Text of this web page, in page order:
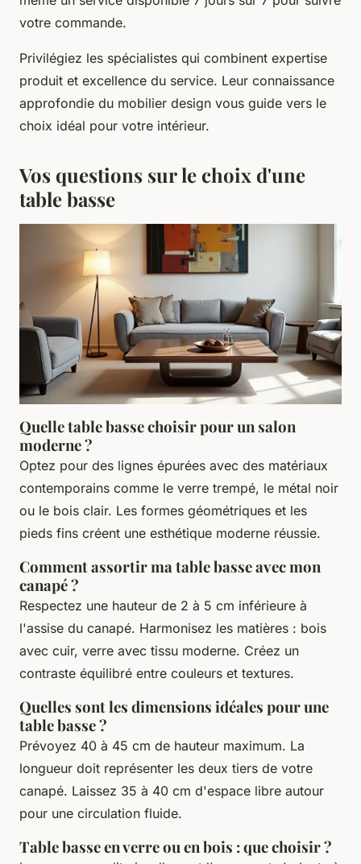
votre commande.
Privilégiez les spécialistes qui combinent expertise
produit et excellence du service. Leur connaissance
approfondie du mobilier design vous guide vers le
choix idéal pour votre intérieur.
Vos questions sur le choix d'une
table basse
Quelle table basse choisir pour un salon
moderne ?
Optez pour des lignes épurées avec des matériaux
contemporains comme le verre trempé, le métal noir
ou le bois clair. Les formes géométriques et les
pieds fins créent une esthétique moderne réussie.
Comment assortir ma table basse avec mon
canapé ?
Respectez une hauteur de 2 à 5 cm inférieure à
l'assise du canapé. Harmonisez les matières : bois
avec cuir, verre avec tissu moderne. Créez un
contraste équilibré entre couleurs et textures.
Quelles sont les dimensions idéales pour une
table basse ?
Prévoyez 40 à 45 cm de hauteur maximum. La
longueur doit représenter les deux tiers de votre
canapé. Laissez 35 à 40 cm d'espace libre autour
pour une circulation fluide.
Table basse en verre ou en bois : que choisir ?